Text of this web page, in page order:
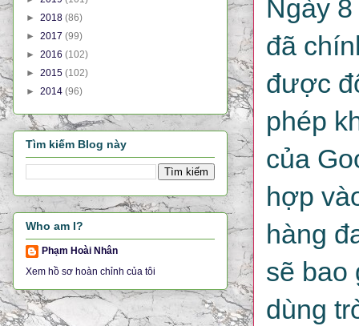
Ngày
đã
được
phép
của
hợp
hàng
sẽ bao
dùng
► 2018 (86)
► 2017 (99)
► 2016 (102)
► 2015 (102)
► 2014 (96)
Tìm kiếm Blog này
Who am I?
Phạm Hoài Nhân
Xem hồ sơ hoàn chỉnh của tôi